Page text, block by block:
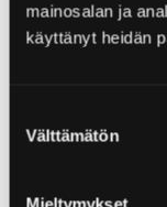
mainosalan ja
käyttänyt heidän
valinta
Välttämätön
Mieltymykset